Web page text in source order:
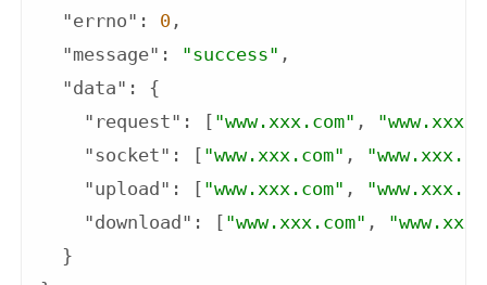
"errno" : 0 ,
"message" : "success" ,
"data" : {
"request" : [ "www.xxx.com" ,
"socket" : [ "www.xxx.com" ,
"upload" : [ "www.xxx.com" ,
"download" : [ "www.xxx.com" ,
  }